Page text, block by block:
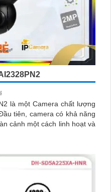
là một Camera chất lượng
cảnh một cách linh hoạt và